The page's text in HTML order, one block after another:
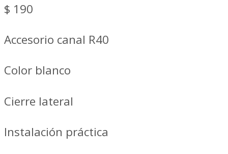
$ 190
Accesorio canal R40
Color blanco
Cierre lateral
Instalación práctica